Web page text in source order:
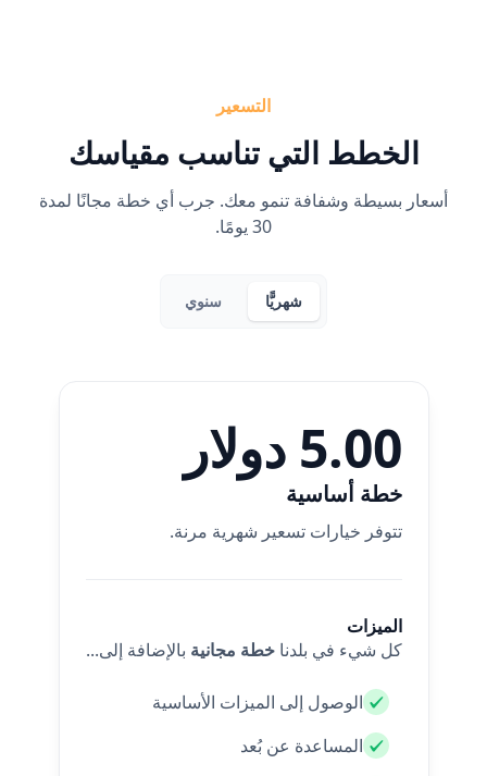
التسعير
الخطط التي تناسب مقياسك
أسعار بسيطة وشفافة تنمو معك. جرب أي خطة مجانًا لمدة
30 يومًا.
شهريًّا سنوي
خطة أساسية
تتوفر خيارات تسعير شهرية مرنة.
5.00 دولار
الميزات
كل شيء في بلدناخطة مجانية بالإضافة إلى...
الوصول إلى الميزات الأساسية
المساعدة عن بُعد